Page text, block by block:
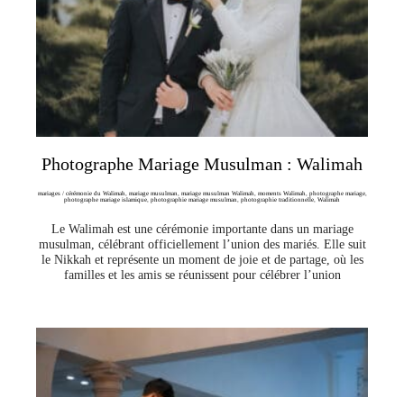
Photographe Mariage Musulman : Walimah
mariages / cérémonie du Walimah, mariage musulman, mariage musulman Walimah, moments Walimah, photographe mariage,
photographe mariage islamique, photographie mariage musulman, photographie traditionnelle, Walimah
Le Walimah est une cérémonie importante dans un mariage
musulman, célébrant officiellement l’union des mariés. Elle suit
le Nikkah et représente un moment de joie et de partage, où les
familles et les amis se réunissent pour célébrer l’union